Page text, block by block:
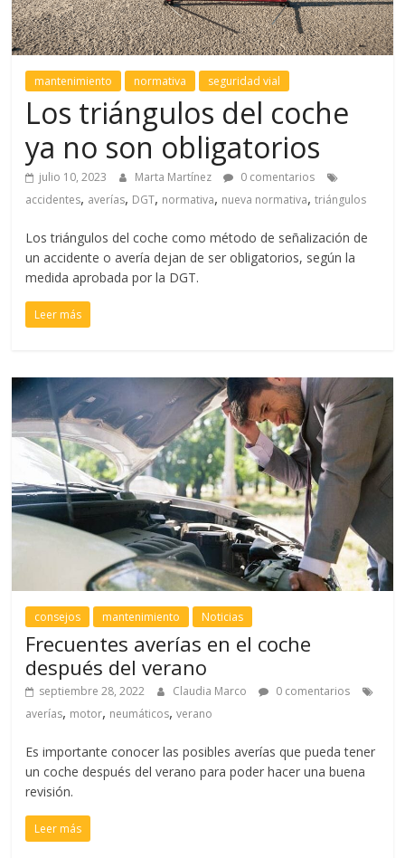
mantenimiento normativa seguridad vial
Los triángulos del coche
ya no son obligatorios
julio 10, 2023 Marta Martínez
0 comentarios
accidentes, averías, DGT, normativa, nueva normativa,triángulos
Los triángulos del coche como método de señalización de
un accidente o avería dejan de ser obligatorios, según la
medida aprobada por la DGT.
Leer más
consejos mantenimiento Noticias
Frecuentes averías en el coche
después del verano
septiembre 28, 2022 Claudia Marco
0 comentarios
averías, motor, neumáticos,verano
Es importante conocer las posibles averías que pueda tener
un coche después del verano para poder hacer una buena
revisión.
Leer más